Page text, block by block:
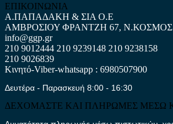
ΕΠΙΚΟΙΝΩΝΙΑ
Α.ΠΑΠΑΔΑΚΗ & ΣΙΑ Ο.Ε
ΑΜΒΡΟΣΙΟΥ ΦΡΑΝΤΖΗ 67, Ν.ΚΟΣΜΟΣ
info@ggp.gr
210 9012444 210 9239148 210 9238158
210 9026839
Κινητό-Viber-whatsapp : 6980507900
Δευτέρα - Παρασκευή 8:00 - 16:30
ΔΕΧΟΜΑΣΤΕ ΚΑΙ ΠΛΗΡΩΜΕΣ ΜΕΣΩ